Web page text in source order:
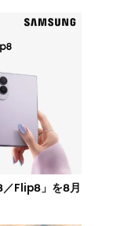
Flip8」を8月